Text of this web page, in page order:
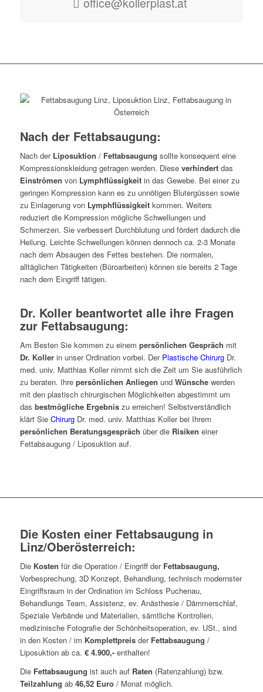
Nach der Fettabsaugung:
Nach der Liposuktion / Fettabsaugung sollte konsequent eine
Kompressionskleidung getragen werden. Diese verhindertdas
Einströmen von Lymphflüssigkeitin das Gewebe. Bei einer zu
geringen Kompression kann es zu unnötigen Blutergüssen sowie
zu Einlagerung von Lymphflüssigkeitkommen. Weiters
reduziert die Kompression mögliche Schwellungen und
Schmerzen. Sie verbessert Durchblutung und fördert dadurch die
Heilung. Leichte Schwellungen können dennoch ca. 2-3 Monate
nach dem Absaugen des Fettes bestehen. Die normalen,
alltäglichen Tätigkeiten (Büroarbeiten) können sie bereits 2 Tage
nach dem Eingriff tätigen.
Dr. Koller beantwortet alle ihre Fragen
zur Fettabsaugung:
Am Besten Sie kommen zu einem persönlichen Gespräch mit
Dr. Kollerin unser Ordination vorbei. Der Plastische ChirurgDr.
med. univ. Matthias Koller nimmt sich die Zeit um Sie ausführlich
zu beraten. Ihre persönlichen Anliegen und Wünschewerden
mit den plastisch chirurgischen Möglichkeiten abgestimmt um
das bestmögliche Ergebniszu erreichen! Selbstverständlich
klärt Sie ChirurgDr. med. univ. Matthias Koller bei Ihrem
persönlichen Beratungsgespräch über die Risiken einer
Fettabsaugung / Liposuktion auf.
Die Kosten einer Fettabsaugung in
Linz/Oberösterreich:
Die Kosten für die Operation / Eingriff der Fettabsaugung,
Vorbesprechung, 3D Konzept, Behandlung, technisch modernster
Eingriffsraum in der Ordination im Schloss Puchenau,
Behandlungs Team, Assistenz, ev. Anästhesie / Dämmerschlaf,
Speziale Verbände und Materialien, sämtliche Kontrollen,
medizinische Fotografie der Schönheitsoperation, ev. USt., sind
in den Kosten / im Komplettpreisder Fettabsaugung /
Liposuktion ab ca. € 4.900,-enthalten!
Die Fettabsaugung ist auch auf Raten (Ratenzahlung) bzw.
Teilzahlung ab 46,52 Euro/ Monat möglich.